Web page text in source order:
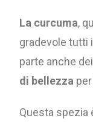
La curcuma,
gradevole tutti
parte anche
di bellezza
Questa spezia